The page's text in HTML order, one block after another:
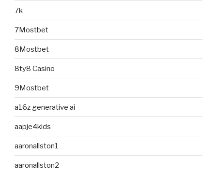
7k
7Mostbet
8Mostbet
8ty8 Casino
9Mostbet
a16z generative ai
aapje4kids
aaronallston1
aaronallston2